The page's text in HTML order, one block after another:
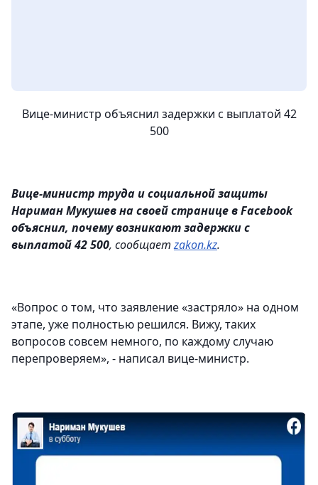
Вице-министр объяснил задержки с выплатой 42
500
Вице-министр труда и социальной защиты
Нариман Мукушев на своей странице в Facebook
объяснил, почему возникают задержки с
выплатой 42 500, сообщаетzakon.kz.
«Вопрос о том, что заявление «застряло» на одном
этапе, уже полностью решился. Вижу, таких
вопросов совсем немного, по каждому случаю
перепроверяем», - написал вице-министр.